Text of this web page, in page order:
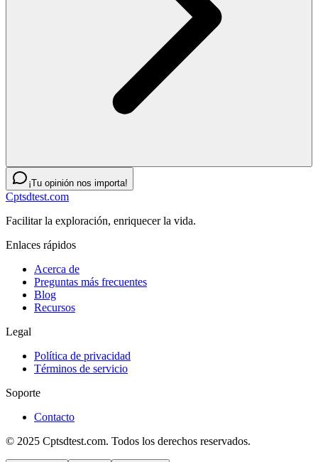
¡Tu opinión nos importa!
Cptsdtest.com
Facilitar la exploración, enriquecer la vida.
Enlaces rápidos
Acerca de
Preguntas más frecuentes
Blog
Recursos
Legal
Política de privacidad
Términos de servicio
Soporte
Contacto
© 2025 Cptsdtest.com. Todos los derechos reservados.